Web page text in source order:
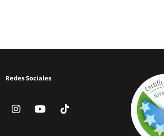
Redes Sociales